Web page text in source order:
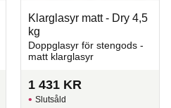
Klarglasyr matt - Dry 4,5
kg
Doppglasyr för stengods -
matt klarglasyr
1 431 KR
Slutsåld